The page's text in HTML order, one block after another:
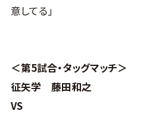
意してる｣
＜第5試合・タッグマッチ＞
征矢学 藤田和之
VS